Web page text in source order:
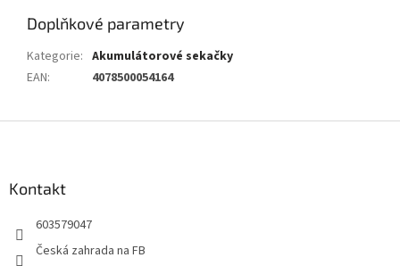
Doplňkové parametry
Kategorie: Akumulátorové sekačky
EAN: 4078500054164
Kontakt
603579047
Česká zahrada na FB